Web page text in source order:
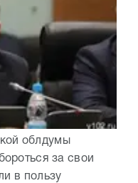
облдумы
за свои
в пользу